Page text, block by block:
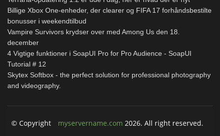
Billige Xbox One-enheder, der clearer og FIFA 17 forhåndsbestilte
bonusser i weekendtilbud
Vampire Survivors krydser over med Among Us den 18.
december
4 Vigtige funktioner i SoapUI Pro for Pro Audience - SoapUI
Tutorial # 12
Skytex Softbox - the perfect solution for professional photography
and videography.
© Copyright myservername.com 2026. All right reserved.